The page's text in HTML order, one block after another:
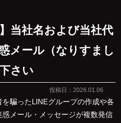
当社名および当社代
メール（なりすまし
さい
投稿日：2026.01.06
騙ったLINEグループの作成や各
メール・メッセージが複数発信